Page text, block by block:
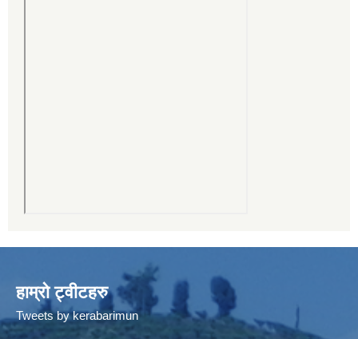
हाम्रो ट्वीटहरु
Tweets by kerabarimun